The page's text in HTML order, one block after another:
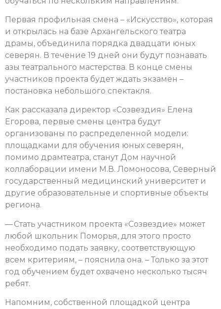
Первая профильная смена – «Искусство», которая
и открылась на базе Архангельского театра
драмы, объединила порядка двадцати юных
северян. В течение 19 дней они будут познавать
азы театрального мастерства. В конце смены
участников проекта будет ждать экзамен –
постановка небольшого спектакля.
Как рассказала директор «Созвездия» Елена
Егорова, первые смены центра будут
организованы по распределенной модели:
площадками для обучения юных северян,
помимо драмтеатра, станут Дом научной
коллаборации имени М.В. Ломоносова, Северный
государственный медицинский университет и
другие образовательные и спортивные объекты
региона.
— Стать участником проекта «Созвездие» может
любой школьник Поморья, для этого просто
необходимо подать заявку, соответствующую
всем критериям, – пояснила она. – Только за этот
год обучением будет охвачено несколько тысяч
ребят.
Напомним, собственной площадкой центра